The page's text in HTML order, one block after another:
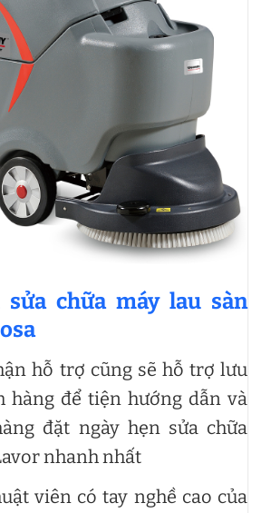
chữa máy lau sàn
hỗ trợ cũng sẽ hỗ trợ lưu
hàng để tiện hướng dẫn và
đặt ngày hẹn sửa chữa
nhanh nhất
viên có tay nghề cao của